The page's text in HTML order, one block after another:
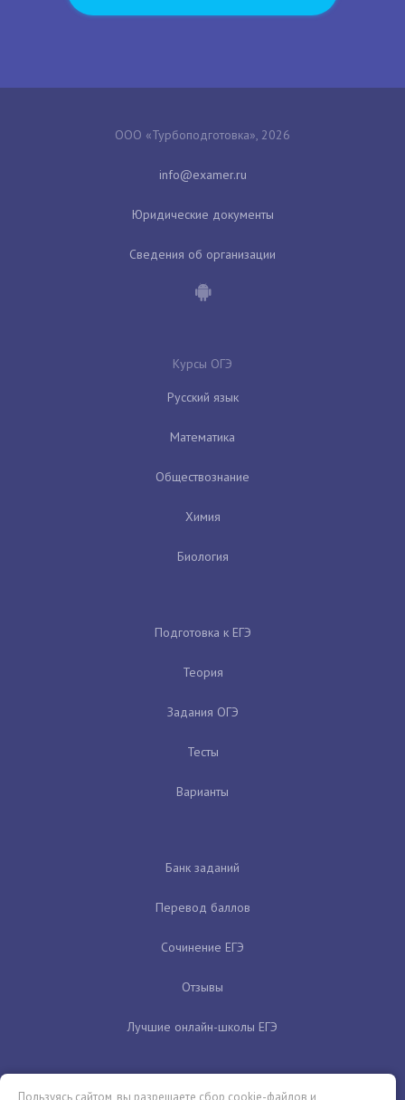
ООО «Турбоподготовка», 2026
Юридические документы
Сведения об организации
Курсы ОГЭ
Русский язык
Математика
Обществознание
Химия
Биология
Подготовка к ЕГЭ
Теория
Задания ОГЭ
Тесты
Варианты
Банк заданий
Перевод баллов
Сочинение ЕГЭ
Отзывы
Лучшие онлайн-школы ЕГЭ
Пользуясь сайтом, вы разрешаете сбор cookie-файлов и